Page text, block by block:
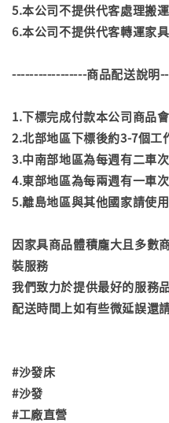
5.本公司不提供代客處理搬
6.本公司不提供代客轉運家
-----------------商品配送說明
1.下標完成付款本公司商品
2.北部地區下標後約3-7個工
3.中南部地區為每週有二車
4.東部地區為每兩週有一車
5.離島地區與其他國家請使
因家具商品體積龐大且多數
裝服務
我們致力於提供最好的服務
配送時間上如有些微延誤還
#沙發床
#沙發
#工廠直營